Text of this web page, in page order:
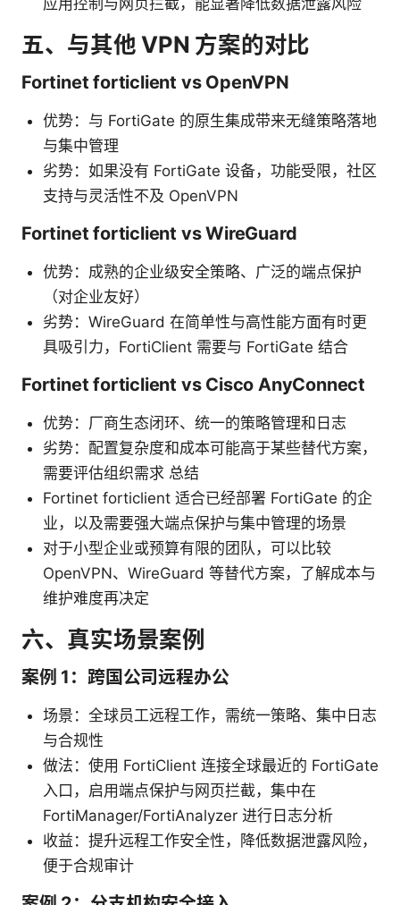
五、与其他 VPN 方案的对比
Fortinet forticlient vs OpenVPN
优势：与 FortiGate 的原生集成带来无缝策略落地
与集中管理
劣势：如果没有 FortiGate 设备，功能受限，社区
支持与灵活性不及 OpenVPN
Fortinet forticlient vs WireGuard
优势：成熟的企业级安全策略、广泛的端点保护
（对企业友好）
劣势：WireGuard 在简单性与高性能方面有时更
具吸引力，FortiClient 需要与 FortiGate 结合
Fortinet forticlient vs Cisco AnyConnect
优势：厂商生态闭环、统一的策略管理和日志
劣势：配置复杂度和成本可能高于某些替代方案，
需要评估组织需求 总结
Fortinet forticlient 适合已经部署 FortiGate 的企
业，以及需要强大端点保护与集中管理的场景
对于小型企业或预算有限的团队，可以比较
OpenVPN、WireGuard 等替代方案，了解成本与
维护难度再决定
六、真实场景案例
案例 1：跨国公司远程办公
场景：全球员工远程工作，需统一策略、集中日志
与合规性
做法：使用 FortiClient 连接全球最近的 FortiGate
入口，启用端点保护与网页拦截，集中在
FortiManager/FortiAnalyzer 进行日志分析
收益：提升远程工作安全性，降低数据泄露风险，
便于合规审计